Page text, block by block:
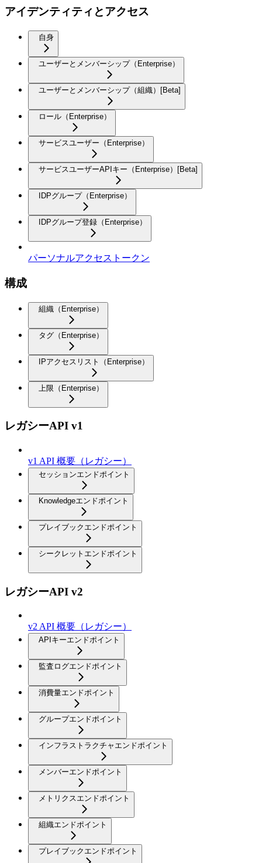
アイデンティティとアクセス
自身
ユーザーとメンバーシップ（Enterprise）
ユーザーとメンバーシップ（組織）[Beta]
ロール（Enterprise）
サービスユーザー（Enterprise）
サービスユーザーAPIキー（Enterprise）[Beta]
IDPグループ（Enterprise）
IDPグループ登録（Enterprise）
パーソナルアクセストークン
構成
組織（Enterprise）
タグ（Enterprise）
IPアクセスリスト（Enterprise）
上限（Enterprise）
レガシーAPI v1
v1 API 概要（レガシー）
セッションエンドポイント
Knowledgeエンドポイント
プレイブックエンドポイント
シークレットエンドポイント
レガシーAPI v2
v2 API 概要（レガシー）
APIキーエンドポイント
監査ログエンドポイント
消費量エンドポイント
グループエンドポイント
インフラストラクチャエンドポイント
メンバーエンドポイント
メトリクスエンドポイント
組織エンドポイント
プレイブックエンドポイント